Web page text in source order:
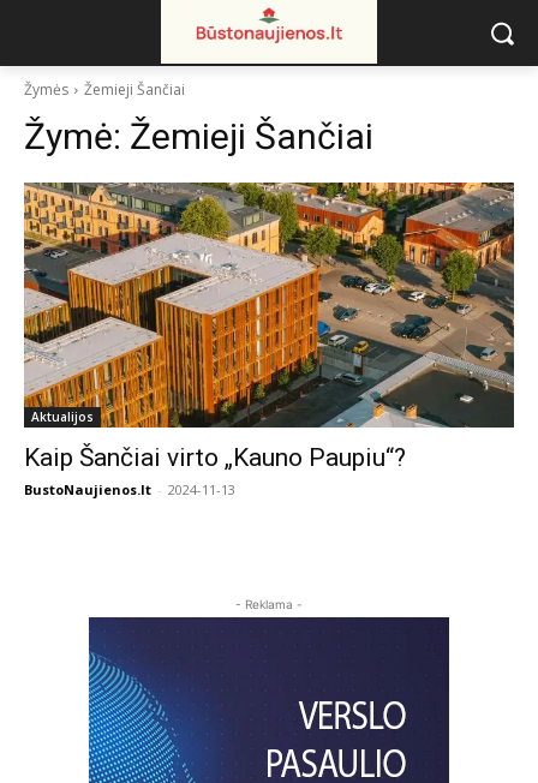
Žymės Žemieji Šančiai
Žymė: Žemieji Šančiai
Aktualijos
Kaip Šančiai virto „Kauno Paupiu“?
BustoNaujienos.lt - 2024-11-13
- Reklama -